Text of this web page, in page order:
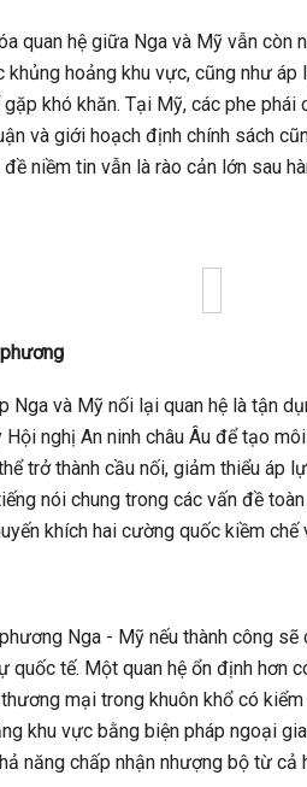
quan hệ giữa Nga và Mỹ vẫn còn
khủng hoảng khu vực, cũng như
khó khăn. Tại Mỹ, các phe
và giới hoạch định chính sách
đề niềm tin vẫn là rào cản lớn sau
Nga và Mỹ nối lại quan hệ là tận
Hội nghị An ninh châu Âu để tạo
trở thành cầu nối, giảm thiểu áp
nói chung trong các vấn đề
khích hai cường quốc kiềm chế
Nga - Mỹ nếu thành công
quốc tế. Một quan hệ ổn định hơn
mại trong khuôn khổ có
khu vực bằng biện pháp ngoại
năng chấp nhận nhượng bộ từ